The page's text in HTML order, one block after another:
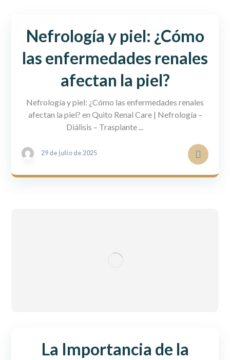
Nefrología y piel: ¿Cómo
las enfermedades renales
afectan la piel?
29 de julio de 2025
Nefrología y piel: ¿Cómo las enfermedades renales
afectan la piel? en Quito Renal Care | Nefrología –
Diálisis – Trasplante ...
La Importancia de la